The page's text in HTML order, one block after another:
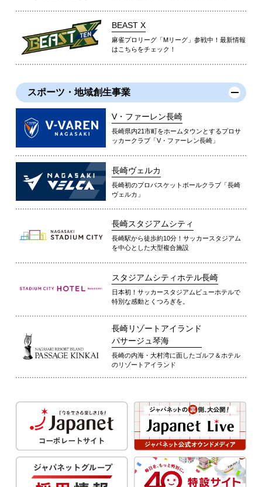
BEAST X
麻雀プロリーグ「Mリーグ」参戦中！最新情報
はこちらをチェック！
スポーツ・地域創生事業
V・ファーレン長崎
長崎県内21市町をホームタウンとするプロサ
ッカークラブ「V・ファーレン長崎」
長崎ヴェルカ
長崎初のプロバスケットボールクラブ「長崎
ヴェルカ」
長崎スタジアムシティ
長崎駅から徒歩約10分！サッカースタジアム
を中心とした大型複合施設
スタジアムシティホテル長崎
日本初！サッカースタジアムビューホテルで
特別な感動とくつろぎを。
長崎リゾートアイランド
パサージュ琴海
長崎の内海・大村湾に面したゴルフ＆ホテル
のリゾートアイランド